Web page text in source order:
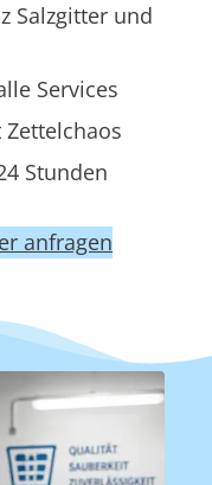
Salzgitter und
Services
Stunden
anfragen